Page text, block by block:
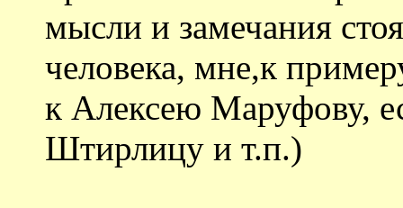
мысли и замечания
человека, мне,к
к Алексею Маруфову,
Штирлицу и т.п.)